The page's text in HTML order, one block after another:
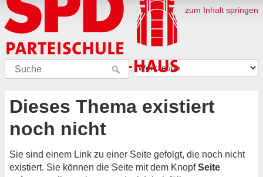
zum Inhalt springen
Dieses Thema existiert
noch nicht
Sie sind einem Link zu einer Seite gefolgt, die noch nicht
existiert. Sie können die Seite mit dem KnopfSeite